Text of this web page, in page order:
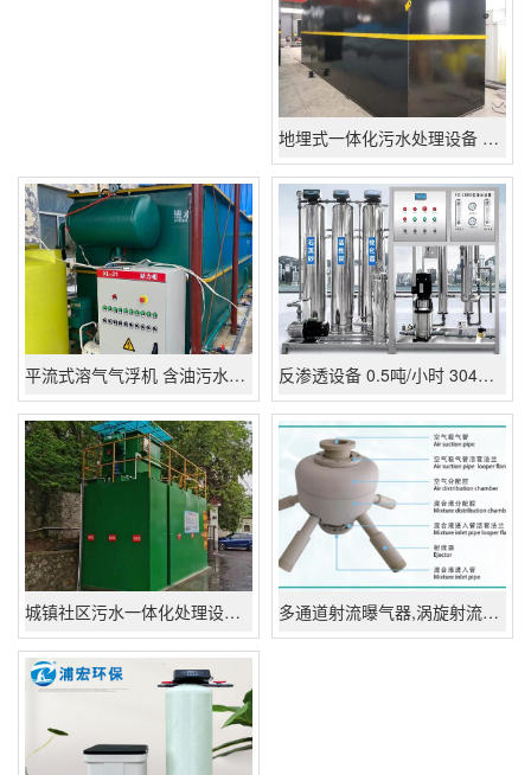
地埋式一体化污水处理设备 美丽乡村污水处理设备 生活废水处理
平流式溶气气浮机 含油污水一体化处理设备-平流式溶气气浮机厂家批发价格 反渗透设备 0.5吨/小时 304不锈钢材质RO反渗透纯水机
城镇社区污水一体化处理设备_负压排水系统_污水集中处理系统 多通道射流曝气器,涡旋射流立体曝气,PPH材料全实心垃圾渗滤液曝气器